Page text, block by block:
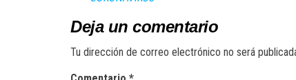
Deja un comentario
Tu dirección de correo electrónico no será